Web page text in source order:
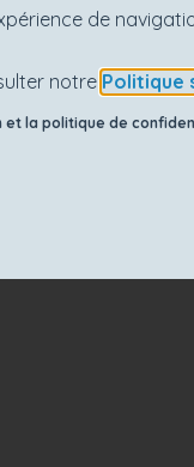
de
notre Politique
et la politique de